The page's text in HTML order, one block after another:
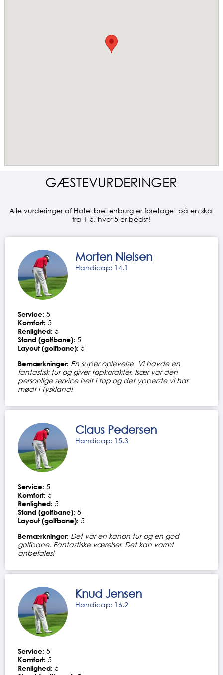
GÆSTEVURDERINGER
Alle vurderinger af Hotel breitenburg er foretaget på en skal
fra 1-5, hvor 5 er bedst!
Morten Nielsen
Handicap: 14.1
Service: 5
Komfort: 5
Renlighed: 5
Stand (golfbane): 5
Layout (golfbane): 5
Bemærkninger: En super oplevelse. Vi havde en
fantastisk tur og giver topkarakter. Især var den
personlige service helt i top og det ypperste vi har
mødt i Tyskland!
Claus Pedersen
Handicap: 15.3
Service: 5
Komfort: 5
Renlighed: 5
Stand (golfbane): 5
Layout (golfbane): 5
Bemærkninger: Det var en kanon tur og en god
golfbane. Fantastiske værelser. Det kan varmt
anbefales!
Knud Jensen
Handicap: 16.2
Service: 5
Komfort: 5
Renlighed: 5